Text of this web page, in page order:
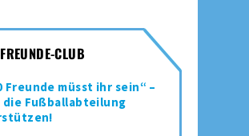
CLUB
Freunde müsst ihr sein“ –
Fußballabteilung